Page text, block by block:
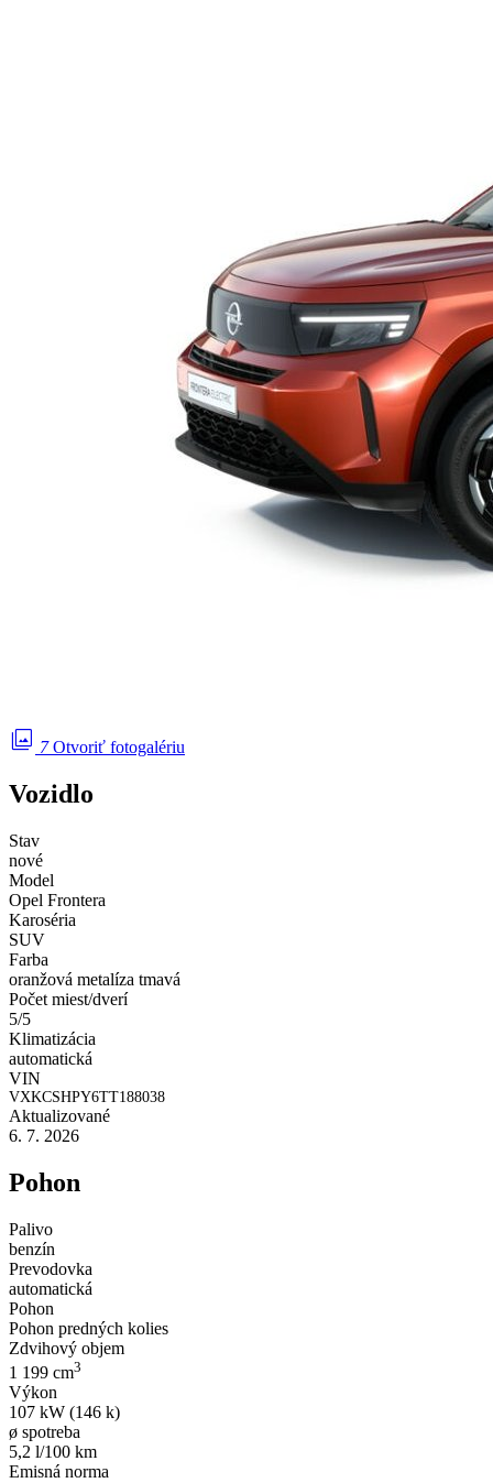
photo_library 7 Otvoriť fotogalériu
Vozidlo
Stav
nové
Model
Opel Frontera
Karoséria
SUV
Farba
oranžová metalíza tmavá
Počet miest/dverí
5/5
Klimatizácia
automatická
VIN
VXKCSHPY6TT188038
Aktualizované
6. 7. 2026
Pohon
Palivo
benzín
Prevodovka
automatická
Pohon
Pohon predných kolies
Zdvihový objem
1 199 cm3
Výkon
107 kW (146 k)
ø spotreba
5,2 l/100 km
Emisná norma